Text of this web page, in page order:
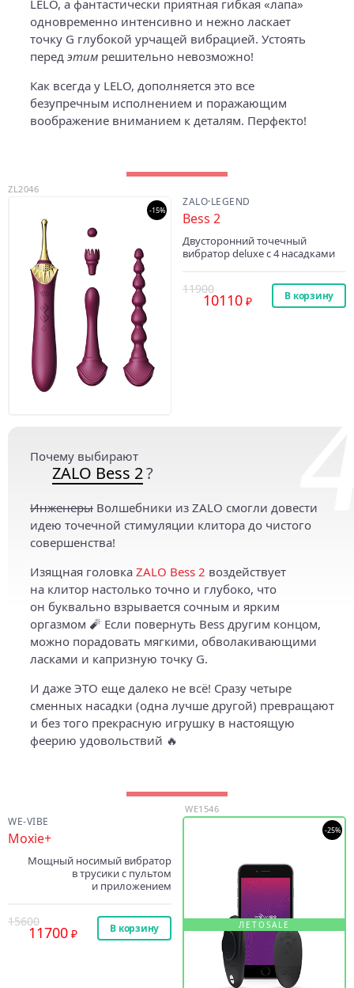
LELO, а фантастически приятная гибкая «лапа»
одновременно интенсивно и нежно ласкает
точку G глубокой урчащей вибрацией. Устоять
перед этим решительно невозможно!
Как всегда у LELO, дополняется это все
безупречным исполнением и поражающим
воображение вниманием к деталям. Перфекто!
ZALO·LEGEND
Bess 2
Двусторонний точечный
вибратор deluxe с 4 насадками
ZL2046
11900
10110
-15%
В корзину
Почему выбирают
ZALO Bess 2?
Инженеры Волшебники из ZALO смогли довести
идею точечной стимуляции клитора до чистого
совершенства!
Изящная головка ZALO Bess 2 воздействует
на клитор настолько точно и глубоко, что
он буквально взрывается сочным и ярким
оргазмом 🧨 Если повернуть Bess другим концом,
можно порадовать мягкими, обволакивающими
ласками и капризную точку G.
И даже ЭТО еще далеко не всё! Сразу четыре
сменных насадки (одна лучше другой) превращают
и без того прекрасную игрушку в настоящую
феерию удовольствий 🔥
ЛЕТОSALE
WE-VIBE
Moxie+
Мощный носимый вибратор
в трусики с пультом
и приложением
WE1546
15600
11700
-25%
В корзину